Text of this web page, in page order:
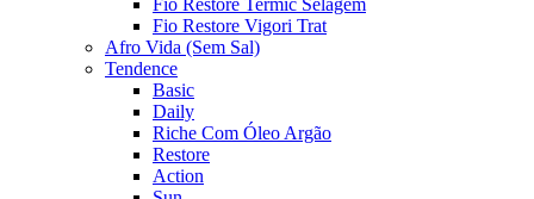
Fio Restore Termic Selagem
Fio Restore Vigori Trat
Afro Vida (Sem Sal)
Tendence
Basic
Daily
Riche Com Óleo Argão
Restore
Action